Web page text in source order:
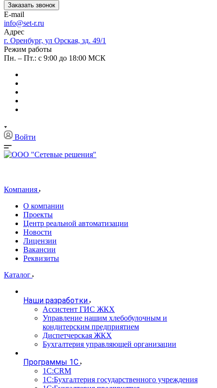
Заказать звонок
E-mail
info@set-r.ru
Адрес
г. Оренбург, ул Орская, зд. 49/1
Режим работы
Пн. – Пт.: с 9:00 до 18:00 МСК
Войти
Компания
О компании
Проекты
Центр реальной автоматизации
Новости
Лицензии
Вакансии
Реквизиты
Каталог
Наши разработки
Ассистент ГИС ЖКХ
Управление нашим хлебобулочным и
кондитерским предприятием
Диспетчерская ЖКХ
Бухгалтерия управляющей организации
Программы 1С
1С:CRM
1С:Бухгалтерия государственного учреждения